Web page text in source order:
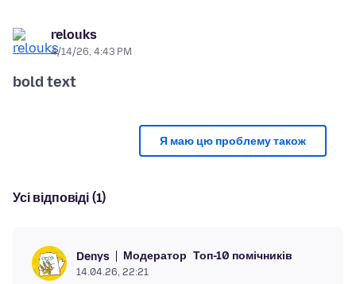
relouks
4/14/26, 4:43 PM
bold text
Я маю цю проблему також
Усі відповіді (1)
Denys Модератор Топ-10 помічників
14.04.26, 22:21